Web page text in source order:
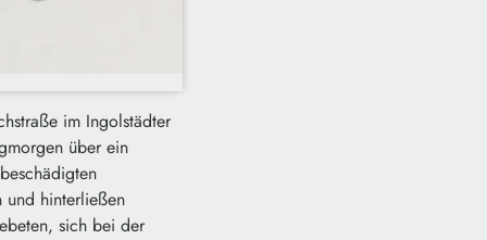
im Ingolstädter
über ein
und hinterließen
sich bei der